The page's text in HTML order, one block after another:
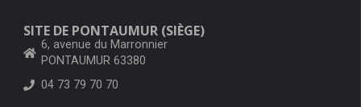
SITE DE PONTAUMUR (SIÈGE)
6, avenue du Marronnier
PONTAUMUR 63380
04 73 79 70 70